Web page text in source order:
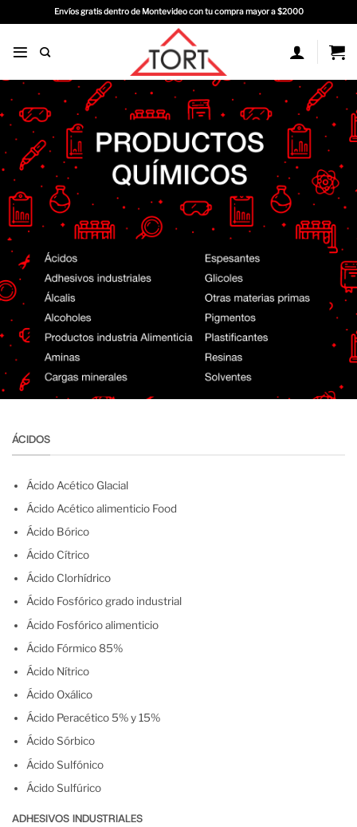
al
Envíos gratis dentro de Montevideo con tu compra mayor a $2000
ÁCIDOS
Ácido Acético Glacial
Ácido Acético alimenticio Food
Ácido Bórico
Ácido Cítrico
Ácido Clorhídrico
Ácido Fosfórico grado industrial
Ácido Fosfórico alimenticio
Ácido Fórmico 85%
Ácido Nítrico
Ácido Oxálico
Ácido Peracético 5% y 15%
Ácido Sórbico
Ácido Sulfónico
Ácido Sulfúrico
ADHESIVOS INDUSTRIALES